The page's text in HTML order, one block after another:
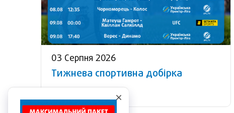
03 Серпня 2026
Тижнева спортивна добірка